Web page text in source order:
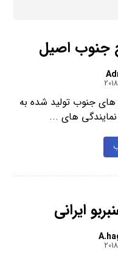
جنوب اصیل
های جنوب تولید شده به
های ...
ایرانی